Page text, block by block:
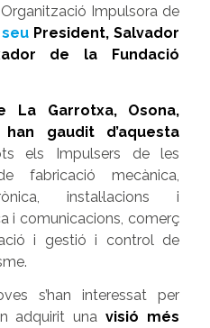
Organització Impulsora de
President, Salvador
de la Fundació
La Garrotxa, Osona,
gaudit d’aquesta
els Impulsers de les
fabricació mecànica,
instal·lacions i
i comunicacions, comerç
i gestió i control de
s’han interessat per
adquirit unavisió més